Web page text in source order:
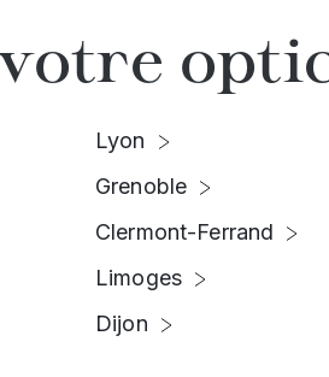
Lyon
Grenoble
Clermont-Ferrand
Limoges
Dijon